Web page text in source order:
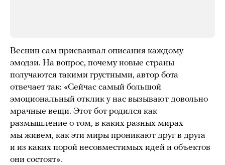
Веснин сам присваивал описания каждому
эмодзи. На вопрос, почему новые страны
получаются такими грустными, автор бота
отвечает так: «Сейчас самый большой
эмоциональный отклик у нас вызывают довольно
мрачные вещи. Этот бот родился как
размышление о том, в каких разных мирах
мы живем, как эти миры проникают друг в друга
и из каких порой несовместимых идей и объектов
они состоят».